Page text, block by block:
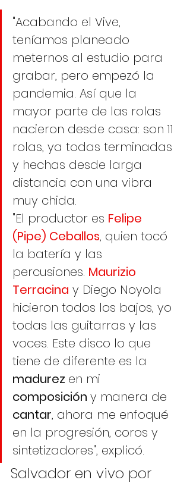
"Acabando el Vive,
teníamos planeado
meternos al estudio para
grabar, pero empezó la
pandemia. Así que la
mayor parte de las rolas
nacieron desde casa: son 11
rolas, ya todas terminadas
y hechas desde larga
distancia con una vibra
muy chida.
"El productor es Felipe
(Pipe) Ceballos, quien tocó
la batería y las
percusiones. Maurizio
Terracina y Diego Noyola
hicieron todos los bajos, yo
todas las guitarras y las
voces. Este disco lo que
tiene de diferente es la
madurez en mi
composición y manera de
cantar, ahora me enfoqué
en la progresión, coros y
sintetizadores", explicó.
Salvador en vivo por